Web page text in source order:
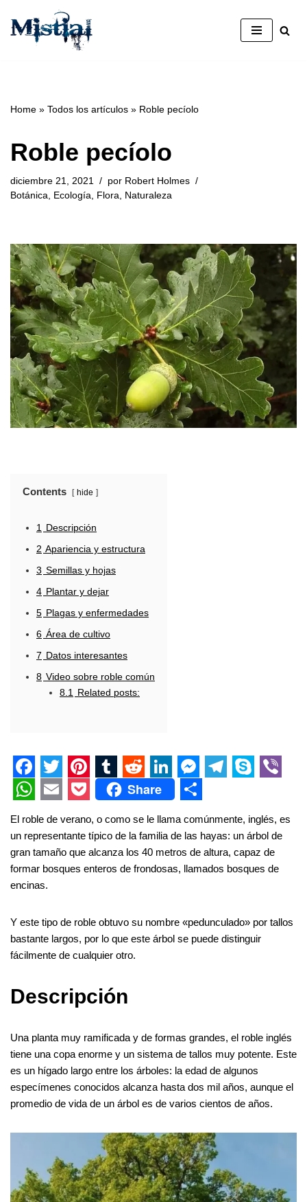
Saltar
Home » Todos los artículos » Roble pecíolo
Roble pecíolo
diciembre 21, 2021 por Robert Holmes
Botánica, Ecología, Flora, Naturaleza
Contents hide
1 Descripción
2 Apariencia y estructura
3 Semillas y hojas
4 Plantar y dejar
5 Plagas y enfermedades
6 Área de cultivo
7 Datos interesantes
8 Video sobre roble común
8.1 Related posts:
F
a
c
e
b
o
k
T
w
i
t
t
r
P
n
t
e
e
s
t
T
m
b
l
R
d
d
i
L
n
k
e
I
n
M
s
s
e
g
e
e
l
e
g
a
m
k
y
p
e
i
b
e
r
W
h
a
t
A
p
p
E
m
a
i
P
o
c
k
t
Share
S
h
a
r
El roble de verano, o como se le llama comúnmente, inglés, es
un representante típico de la familia de las hayas: un árbol de
gran tamaño que alcanza los 40 metros de altura, capaz de
formar bosques enteros de frondosas, llamados bosques de
encinas.
Y este tipo de roble obtuvo su nombre «pedunculado» por tallos
bastante largos, por lo que este árbol se puede distinguir
fácilmente de cualquier otro.
Descripción
Una planta muy ramificada y de formas grandes, el roble inglés
tiene una copa enorme y un sistema de tallos muy potente. Este
es un hígado largo entre los árboles: la edad de algunos
especímenes conocidos alcanza hasta dos mil años, aunque el
promedio de vida de un árbol es de varios cientos de años.